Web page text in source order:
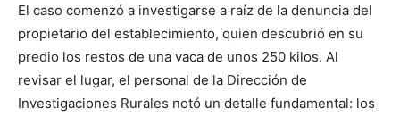
El caso comenzó a investigarse a raíz de la denuncia del
propietario del establecimiento, quien descubrió en su
predio los restos de una vaca de unos 250 kilos. Al
revisar el lugar, el personal de la Dirección de
Investigaciones Rurales notó un detalle fundamental: los